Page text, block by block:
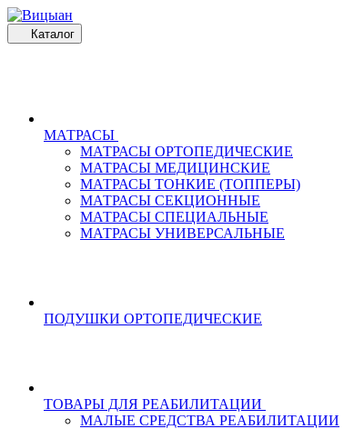
Каталог
МАТРАСЫ
МАТРАСЫ ОРТОПЕДИЧЕСКИЕ
МАТРАСЫ МЕДИЦИНСКИЕ
МАТРАСЫ ТОНКИЕ (ТОППЕРЫ)
МАТРАСЫ СЕКЦИОННЫЕ
МАТРАСЫ СПЕЦИАЛЬНЫЕ
МАТРАСЫ УНИВЕРСАЛЬНЫЕ
ПОДУШКИ ОРТОПЕДИЧЕСКИЕ
ТОВАРЫ ДЛЯ РЕАБИЛИТАЦИИ
МАЛЫЕ СРЕДСТВА РЕАБИЛИТАЦИИ